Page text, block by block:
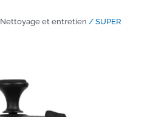
Nettoyage et entretien / SUPER